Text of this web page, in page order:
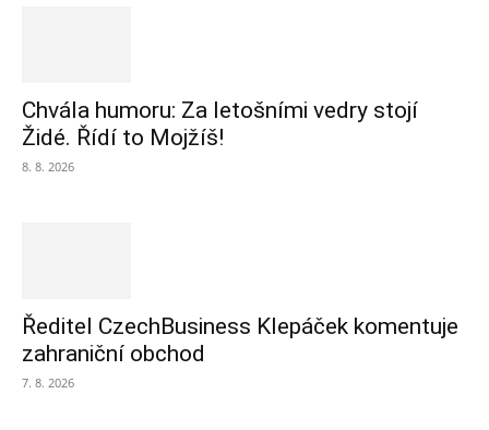
Chvála humoru: Za letošními vedry stojí
Židé. Řídí to Mojžíš!
8. 8. 2026
Ředitel CzechBusiness Klepáček komentuje
zahraniční obchod
7. 8. 2026